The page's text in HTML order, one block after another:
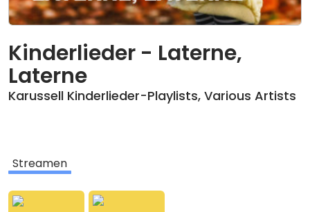
Kinderlieder - Laterne,
Laterne
Karussell Kinderlieder-Playlists, Various Artists
Streamen